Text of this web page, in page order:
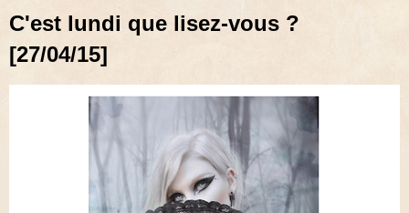
C'est lundi que lisez-vous ?
[27/04/15]